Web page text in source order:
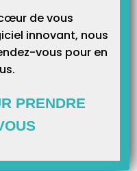
de vous
innovant, nous
vous pour en
PRENDRE